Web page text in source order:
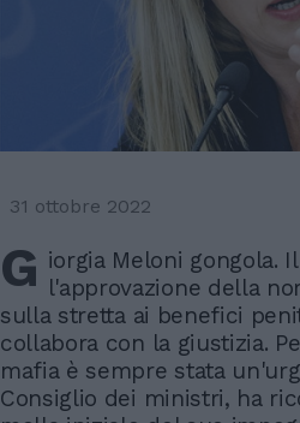
31 ottobre 2022
G iorgia Meloni gongola.
l'approvazione della
sulla stretta ai benefici
collabora con la giustizia.
mafia è sempre stata
Consiglio dei ministri, ha